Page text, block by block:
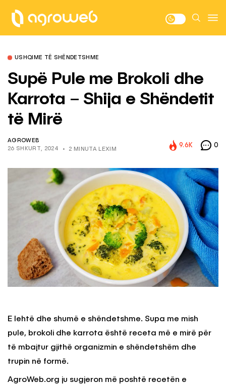
USHQIME TË SHËNDETSHME
Supë Pule me Brokoli dhe
Karrota – Shija e Shëndetit
të Mirë
AGROWEB
26 SHKURT, 2024
2 MINUTA LEXIM
9.6K 0
E lehtë dhe shumë e shëndetshme. Supa me mish
pule, brokoli dhe karrota është receta më e mirë për
të mbajtur gjithë organizmin e shëndetshëm dhe
trupin në formë.
AgroWeb.org ju sugjeron më poshtë recetën e